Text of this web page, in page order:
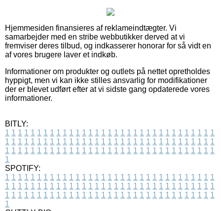
Hjemmesiden finansieres af reklameindtægter. Vi
samarbejder med en stribe webbutikker derved at vi
fremviser deres tilbud, og indkasserer honorar for så vidt en
af vores brugere laver et indkøb.
Informationer om produkter og outlets på nettet opretholdes
hyppigt, men vi kan ikke stilles ansvarlig for modifikationer
der er blevet udført efter at vi sidste gang opdaterede vores
informationer.
BITLY:
1 1 1 1 1 1 1 1 1 1 1 1 1 1 1 1 1 1 1 1 1 1 1 1 1 1 1 1 1 1 1 1 1
1 1 1 1 1 1 1 1 1 1 1 1 1 1 1 1 1 1 1 1 1 1 1 1 1 1 1 1 1 1 1 1 1
1 1 1 1 1 1 1 1 1 1 1 1 1 1 1 1 1 1 1 1 1 1 1 1 1 1 1 1 1 1 1 1 1
1
SPOTIFY:
1 1 1 1 1 1 1 1 1 1 1 1 1 1 1 1 1 1 1 1 1 1 1 1 1 1 1 1 1 1 1 1 1
1 1 1 1 1 1 1 1 1 1 1 1 1 1 1 1 1 1 1 1 1 1 1 1 1 1 1 1 1 1 1 1 1
1 1 1 1 1 1 1 1 1 1 1 1 1 1 1 1 1 1 1 1 1 1 1 1 1 1 1 1 1 1 1 1 1
1